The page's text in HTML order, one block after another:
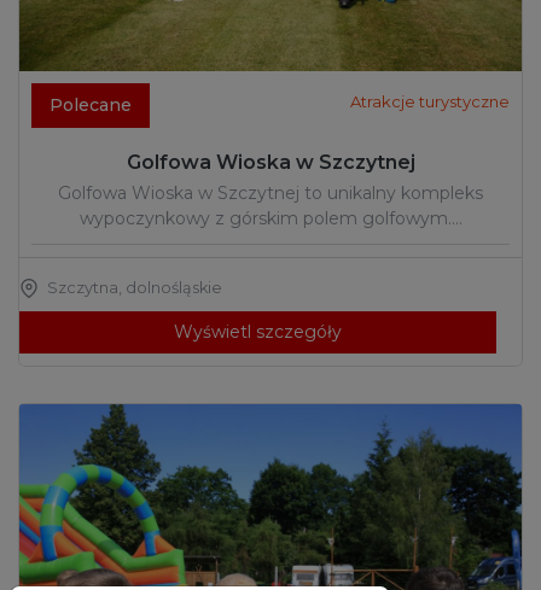
Polecane Atrakcje turystyczne
Golfowa Wioska w Szczytnej
Golfowa Wioska w Szczytnej to unikalny kompleks
wypoczynkowy z górskim polem golfowym.…
Szczytna, dolnośląskie
Wyświetl szczegóły